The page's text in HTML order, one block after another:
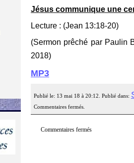
Jésus communique une
Lecture : (Jean 13:18-20)
(Sermon prêché par Paulin
2018)
MP3
Publié le: 13 mai 18 à 20:12. Publié dans:
Commentaires fermés.
Commentaires fermés